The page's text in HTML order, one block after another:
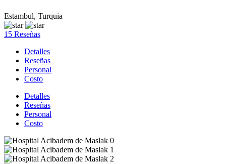
Estambul, Turquia
15 Reseñas
Detalles
Reseñas
Personal
Costo
Detalles
Reseñas
Personal
Costo